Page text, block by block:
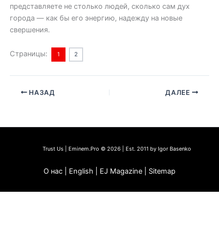
представляете не столько людей, сколько сам дух
города — как бы его энергию, надежду на новые
свершения.
Страницы: 1 2
НАЗАД ДАЛЕЕ
Trust Us | Eminem.Pro © 2026 | Est. 2011 by Igor Basenko
О нас | English | EJ Magazine | Sitemap